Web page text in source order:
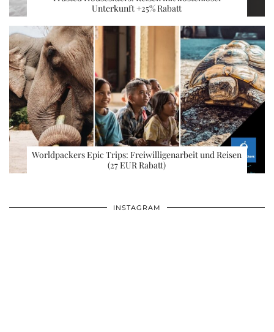
Unterkunft +25% Rabatt
Worldpackers Epic Trips: Freiwilligenarbeit und Reisen
(27 EUR Rabatt)
INSTAGRAM